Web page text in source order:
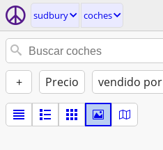
sudbury coches
+ Precio vendido por